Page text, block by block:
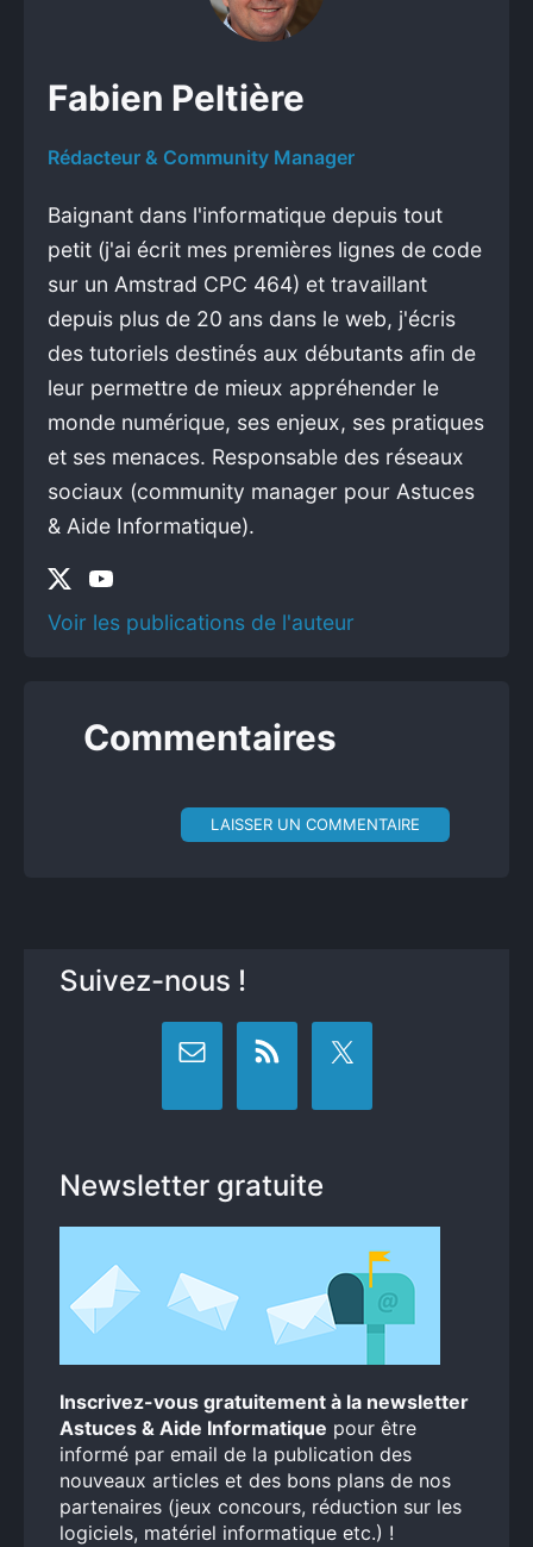
Fabien Peltière
Rédacteur & Community Manager
Baignant dans l'informatique depuis tout
petit (j'ai écrit mes premières lignes de code
sur un Amstrad CPC 464) et travaillant
depuis plus de 20 ans dans le web, j'écris
des tutoriels destinés aux débutants afin de
leur permettre de mieux appréhender le
monde numérique, ses enjeux, ses pratiques
et ses menaces. Responsable des réseaux
sociaux (community manager pour Astuces
& Aide Informatique).
Voir les publications de l'auteur
Commentaires
LAISSER UN COMMENTAIRE
Suivez-nous !
Newsletter gratuite
Inscrivez-vous gratuitement à la newsletter
Astuces & Aide Informatique pour être
informé par email de la publication des
nouveaux articles et des bons plans de nos
partenaires (jeux concours, réduction sur les
logiciels, matériel informatique etc.) !